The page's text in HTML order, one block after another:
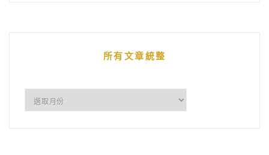
所有文章統整